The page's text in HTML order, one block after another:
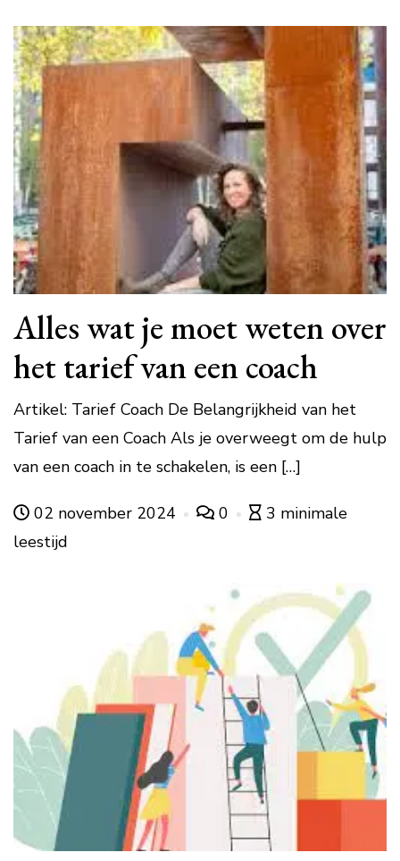
Alles wat je moet weten over
het tarief van een coach
Artikel: Tarief Coach De Belangrijkheid van het
Tarief van een Coach Als je overweegt om de hulp
van een coach in te schakelen, is een […]
02 november 2024 0
3 minimale
leestijd